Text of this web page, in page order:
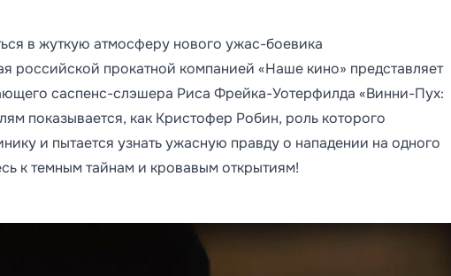
в жуткую атмосферу нового ужас-боевика
российской прокатной компанией «Наше кино» представляет
саспенс-слэшера Риса Фрейка-Уотерфилда «Винни-Пух:
показывается, как Кристофер Робин, роль которого
и пытается узнать ужасную правду о нападении на одного
к темным тайнам и кровавым открытиям!